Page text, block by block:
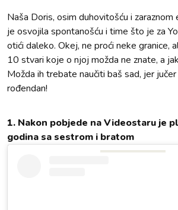
Naša Doris, osim duhovitošću i zaraznom
je osvojila spontanošću i time što je za
otići daleko. Okej, ne proći neke granice,
10 stvari koje o njoj možda ne znate, a
Možda ih trebate naučiti baš sad, jer
rođendan!
1. Nakon pobjede na Videostaru je
godina sa sestrom i bratom